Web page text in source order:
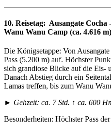
10. Reisetag: Ausangate Cocha
Wanu Wanu Camp (ca. 4.616 m)
Die Königsetappe: Von
Pass (5.200 m) auf. Höchster
sich grandiose Blicke auf die Eis-
Danach Abstieg durch ein
Lamas treffen, bis zum Wanu
► Gehzeit: ca. 7 Std. ↑ ca. 600
Besonderheiten: Höchster Pass